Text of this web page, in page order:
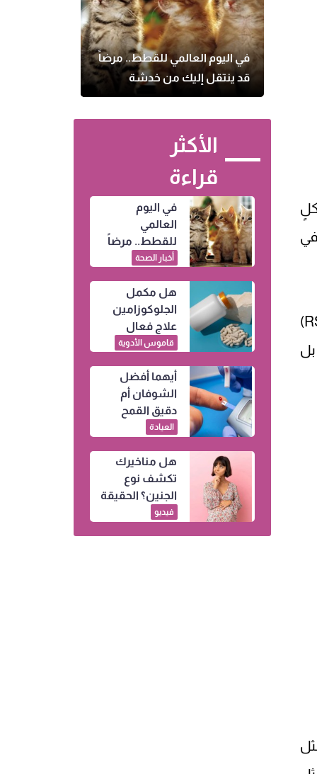
أشارت نتائج الدراسة التي عُرضت في الاجتماع السنوي للجمعية الإشعاعية لأمريكا الشمالية (RSNA)
بل
في اليوم العالمي للقطط.. مرضاً
قد ينتقل إليك من خدشة
بسيطة
الأكثر
قراءة
في اليوم
العالمي
للقطط.. مرضاً
قد ينتقل إليك
بسيطة
أخبار الصحة
هل مكمل
الجلوكوزامين
علاج فعال
للخشونة وآلام
قاموس الأدوية
أيهما أفضل
الشوفان أم
دقيق القمح
الكامل.. لمرضى
العيادة
هل مناخيرك
تكشف نوع
الجنين؟ الحقيقة
وراء أشهر
فيديو